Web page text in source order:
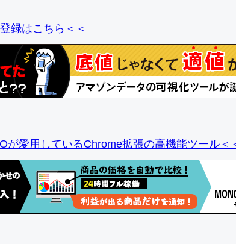
録はこちら＜＜
が愛用しているChrome拡張の高機能ツール＜